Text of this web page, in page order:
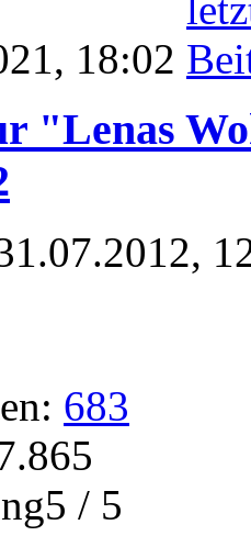
18:02
"Lenas
683
/ 5